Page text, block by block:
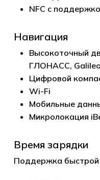
NFC с
Навигация
Высокоточный
ГЛОНАСС,
Цифровой
Wi-Fi
Мобильные
Микролокация
Время зарядки
Поддержка быстрой